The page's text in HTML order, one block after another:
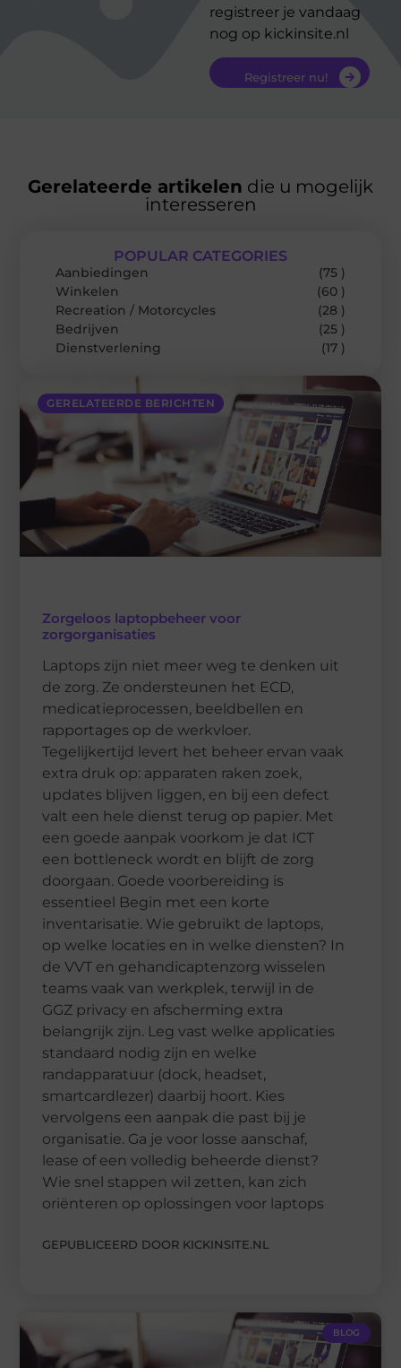
registreer je vandaag
nog op kickinsite.nl
Registreer nu!
Gerelateerde artikelen die u mogelijk
interesseren
GERELATEERDE BERICHTEN
Zorgeloos laptopbeheer voor
zorgorganisaties
Laptops zijn niet meer weg te denken uit
de zorg. Ze ondersteunen het ECD,
medicatieprocessen, beeldbellen en
rapportages op de werkvloer.
Tegelijkertijd levert het beheer ervan vaak
extra druk op: apparaten raken zoek,
updates blijven liggen, en bij een defect
valt een hele dienst terug op papier. Met
een goede aanpak voorkom je dat ICT
een bottleneck wordt en blijft de zorg
doorgaan. Goede voorbereiding is
essentieel Begin met een korte
inventarisatie. Wie gebruikt de laptops,
op welke locaties en in welke diensten? In
de VVT en gehandicaptenzorg wisselen
teams vaak van werkplek, terwijl in de
GGZ privacy en afscherming extra
belangrijk zijn. Leg vast welke applicaties
standaard nodig zijn en welke
randapparatuur (dock, headset,
smartcardlezer) daarbij hoort. Kies
vervolgens een aanpak die past bij je
organisatie. Ga je voor losse aanschaf,
lease of een volledig beheerde dienst?
Wie snel stappen wil zetten, kan zich
oriënteren op oplossingen voor laptops
GEPUBLICEERD DOOR KICKINSITE.NL
POPULAR CATEGORIES
Aanbiedingen
(75 )
Winkelen
(60 )
Recreation / Motorcycles
(28 )
Bedrijven
(25 )
Dienstverlening
(17 )
BLOG